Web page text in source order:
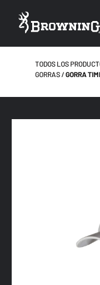
TODOS LOS
GORRAS
GORRA